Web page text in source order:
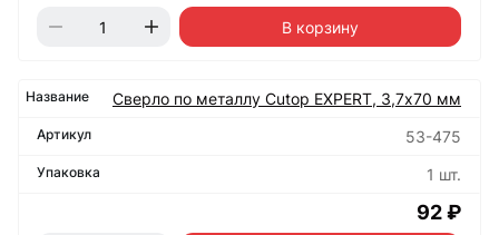
В корзину
Сверло по металлу Cutop EXPERT, 3,7х70 мм
53-475
1 шт.
92 ₽